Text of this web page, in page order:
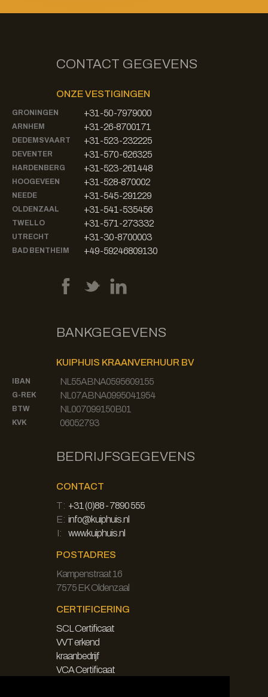
CONTACT GEGEVENS
ONZE VESTIGINGEN
GRONINGEN +31-50-7979000
ARNHEM +31-26-8700171
DEDEMSVAART +31-523-232225
DEVENTER +31-570-626325
HARDENBERG +31-523-261448
HOOGEVEEN +31-528-870002
NEEDE +31-545-291229
OLDENZAAL +31-541-535456
TWELLO +31-571-273332
UTRECHT +31-30-8700003
BAD BENTHEIM +49-59246809130
BANKGEGEVENS
KUIPHUIS KRAANVERHUUR BV
IBAN NL55ABNA0595609155
G-REK NL07ABNA0995041954
BTW NL007099150B01
KVK 06052793
BEDRIJFSGEGEVENS
CONTACT
T: +31 (0)88 - 7890 555
E: info@kuiphuis.nl
I:
www.kuiphuis.nl
POSTADRES
Kampenstraat 16
7575 EK Oldenzaal
CERTIFICERING
SCL Certificaat
VVT erkend
kraanbedrijf
VCA Certificaat